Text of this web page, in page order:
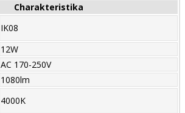
Charakteristika
IK08
12W
AC 170-250V
1080lm
4000K